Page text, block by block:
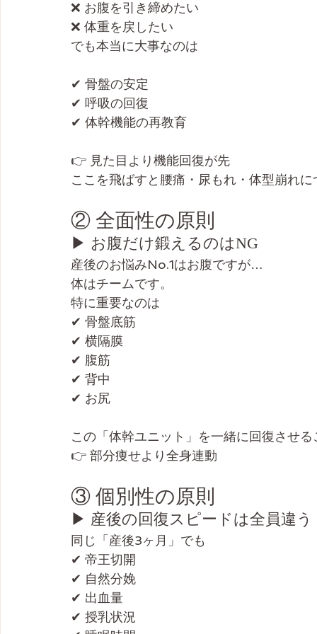
❌ お腹を引き締めたい
❌ 体重を戻したい
でも本当に大事なのは
✔ 骨盤の安定
✔ 呼吸の回復
✔ 体幹機能の再教育
👉 見た目より機能回復が先
ここを飛ばすと腰痛・尿もれ・体型崩れに
② 全面性の原則
▶ お腹だけ鍛えるのはNG
産後のお悩みNo.1はお腹ですが…
体はチームです。
特に重要なのは
✔ 骨盤底筋
✔ 横隔膜
✔ 腹筋
✔ 背中
✔ お尻
この「体幹ユニット」を一緒に回復させる
👉 部分痩せより全身連動
③ 個別性の原則
▶ 産後の回復スピードは全員違う
同じ「産後3ヶ月」でも
✔ 帝王切開
✔ 自然分娩
✔ 出血量
✔ 授乳状況